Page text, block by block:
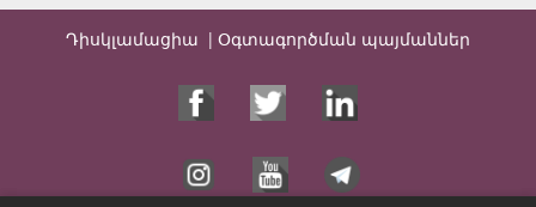
Դիսկլամացիա | Օգտագործման պայմաններ